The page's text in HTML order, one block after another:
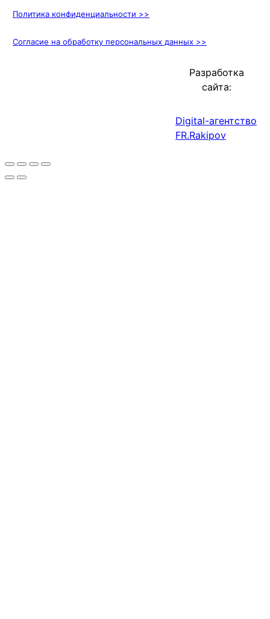
Политика конфиденциальности >>
Согласие на обработку персональных данных >>
Разработка
сайта:
Digital-агентство
FR.Rakipov